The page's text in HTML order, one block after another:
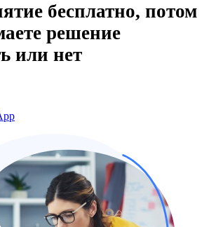
бесплатно, потом
решение
или нет